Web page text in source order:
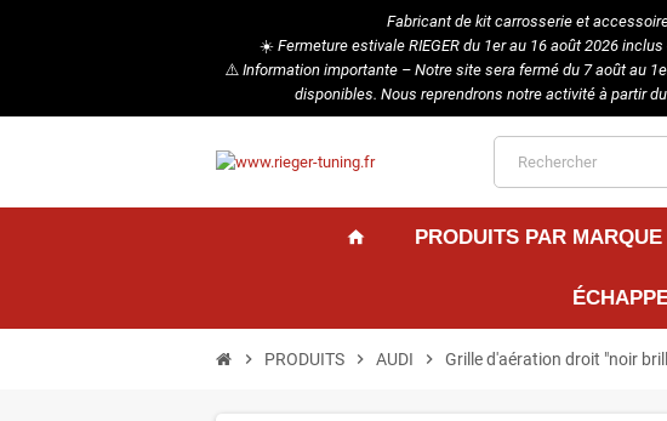
Fabricant de kit carrosserie et
☀️ Fermeture estivale RIEGER du 1er au 16 août 2026
⚠️ Information importante – Notre site sera fermé du 7 août au
disponibles. Nous reprendrons notre activité à partir
home PRODUITS PAR MARQUE
chevron_right PRODUITS chevron_right AUDI chevron_right Grille d'aération droit "noir